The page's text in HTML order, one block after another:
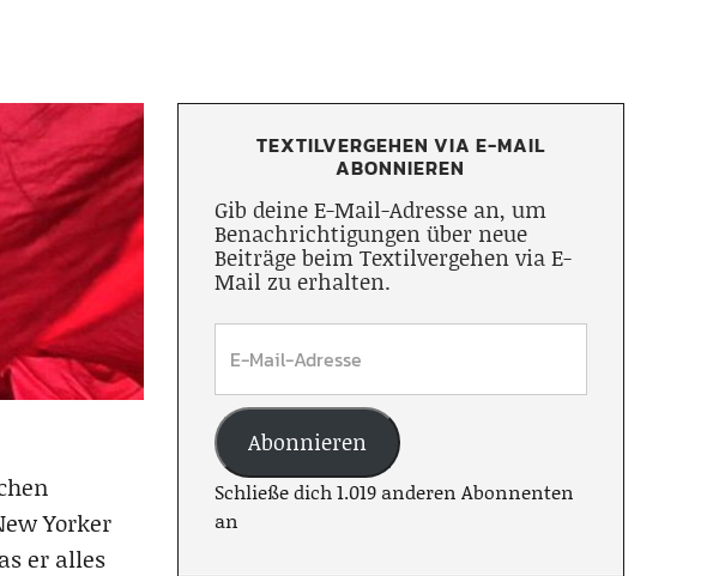
Yorker
er alles
TEXTILVERGEHEN VIA E-MAIL
ABONNIEREN
Gib deine E-Mail-Adresse an, um
Benachrichtigungen über neue
Beiträge beim Textilvergehen via E-
Mail zu erhalten.
Abonnieren
Schließe dich 1.019 anderen Abonnenten
an